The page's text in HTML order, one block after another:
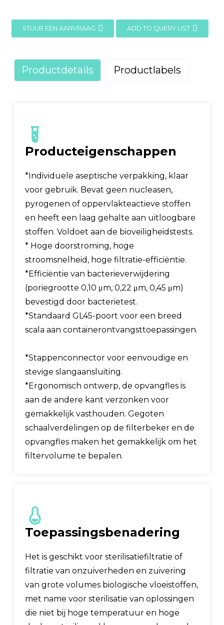
STUUR EEN AANVRAAG ADD TO QUERY LIST
Productdetails Productlabels
Producteigenschappen
*Individuele aseptische verpakking, klaar
voor gebruik. Bevat geen nucleasen,
pyrogenen of oppervlakteactieve stoffen
en heeft een laag gehalte aan uitloogbare
stoffen. Voldoet aan de bioveiligheidstests.
* Hoge doorstroming, hoge
stroomsnelheid, hoge filtratie-efficiëntie.
*Efficiëntie van bacterieverwijdering
(poriegrootte 0,10 μm, 0,22 μm, 0,45 μm)
bevestigd door bacterietest.
*Standaard GL45-poort voor een breed
scala aan containerontvangsttoepassingen.
*Stappenconnector voor eenvoudige en
stevige slangaansluiting.
*Ergonomisch ontwerp, de opvangfles is
aan de andere kant verzonken voor
gemakkelijk vasthouden. Gegoten
schaalverdelingen op de filterbeker en de
opvangfles maken het gemakkelijk om het
filtervolume te bepalen.
Toepassingsbenadering
Het is geschikt voor sterilisatiefiltratie of
filtratie van onzuiverheden en zuivering
van grote volumes biologische vloeistoffen,
met name voor sterilisatie van oplossingen
die niet bij hoge temperatuur en hoge